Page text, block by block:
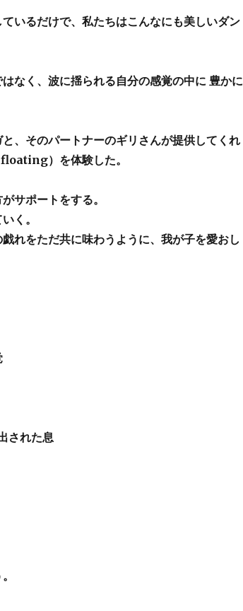
いるだけで、私たちはこんなにも美しいダン
なく、波に揺られる自分の感覚の中に 豊かに
、そのパートナーのギリさんが提供してくれ
floating）を体験した。
サポートをする。
く。
れをただ共に味わうように、我が子を愛おし
された息